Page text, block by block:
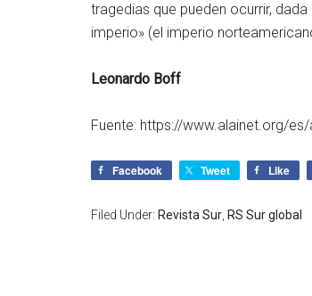
tragedias que pueden ocurrir,
imperio» (el imperio
Leonardo Boff
Fuente: https://www.alainet.org/
Facebook Tweet Like
Filed Under: Revista Sur RS Sur global